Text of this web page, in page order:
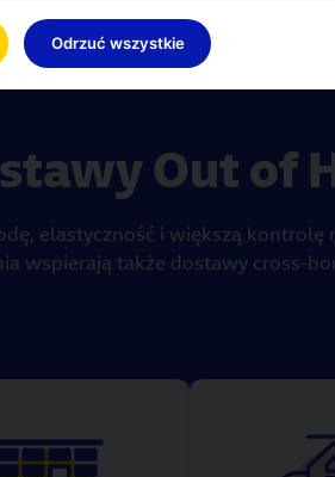
Out of
elastyczność i większą
wspierają także dostawy cross-
Odrzuć wszystkie